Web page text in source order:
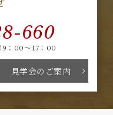
660
9：00～17：00
見学会のご案内